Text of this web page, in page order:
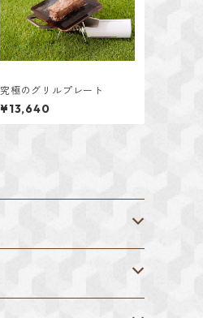
究極のグリルプレート
¥13,640